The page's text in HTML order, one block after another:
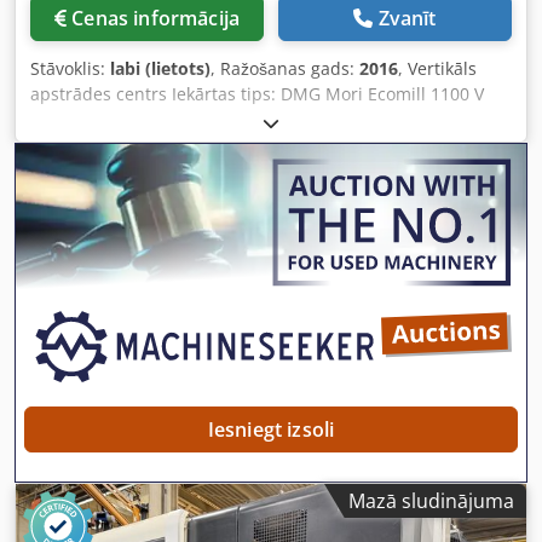
Cenas informācija Zvanīt
Stāvoklis: labi (lietots), Ražošanas gads: 2016, Vertikāls
apstrādes centrs Iekārtas tips: DMG Mori Ecomill 1100 V
Vadības sistēma: Siemens 840 Dsl -Operate Ražošanas
gads: 2016 TEHNISKIE DATI Gājiena diapazons X asis: 1100
mm Y asis: 560 mm Z asis: 510 mm Ātrgaitas režīms (X/Y/Z):
36 / 36 / 30 m/min. Rotācijas ātruma diapazons: 12 000
apgr./min. Vārpstas motors: 13 kW Griezes moments: 82
Nm Instrumentu stiprinājums: SK 40 Instrumentu maiņas
ierīce Instrumentu vietu skaits: 24 Darba virsmas izmērs:
virsmas slodze: 1000 kg Aprīkojuma īpašības Skāidu
atvadīšanas sistēma Dzesēšanas šķidruma sūknis Iekšējā
dzesēšana (IKZ): 17 Prod. Pack 1 bar
Iesniegt izsoli
Mazā sludinājuma